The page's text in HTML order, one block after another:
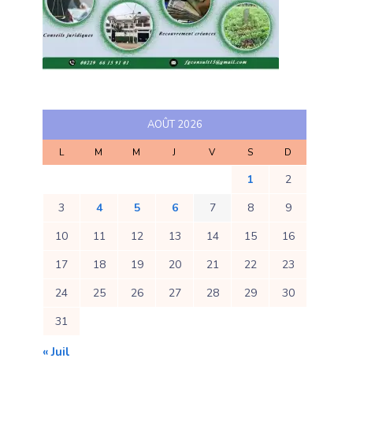
AOÛT 2026
L M M J V S D
1
2
3
4 5 6 7 8
9
10
11 12 13 14 15
16
17
18 19 20 21 22
23
24
25 26 27 28 29
30
31
« Juil